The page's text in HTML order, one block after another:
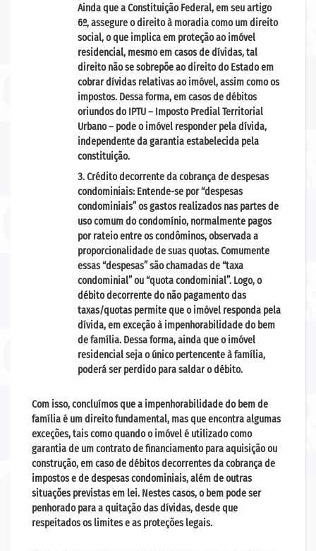
Ainda que a Constituição Federal, em seu artigo
6º, assegure o direito à moradia como um direito
social, o que implica em proteção ao imóvel
residencial, mesmo em casos de dívidas, tal
direito não se sobrepõe ao direito do Estado em
cobrar dívidas relativas ao imóvel, assim como os
impostos. Dessa forma, em casos de débitos
oriundos do IPTU – Imposto Predial Territorial
Urbano – pode o imóvel responder pela dívida,
independente da garantia estabelecida pela
constituição.
Crédito decorrente da cobrança de despesas
condominiais: Entende-se por “despesas
condominiais” os gastos realizados nas partes de
uso comum do condomínio, normalmente pagos
por rateio entre os condôminos, observada a
proporcionalidade de suas quotas. Comumente
essas “despesas” são chamadas de “taxa
condominial” ou “quota condominial”. Logo, o
débito decorrente do não pagamento das
taxas/quotas permite que o imóvel responda pela
dívida, em exceção à impenhorabilidade do bem
de família. Dessa forma, ainda que o imóvel
residencial seja o único pertencente à família,
poderá ser perdido para saldar o débito.
Com isso, concluímos que a impenhorabilidade do bem de
família é um direito fundamental, mas que encontra algumas
exceções, tais como quando o imóvel é utilizado como
garantia de um contrato de financiamento para aquisição ou
construção, em caso de débitos decorrentes da cobrança de
impostos e de despesas condominiais, além de outras
situações previstas em lei. Nestes casos, o bem pode ser
penhorado para a quitação das dívidas, desde que
respeitados os limites e as proteções legais.